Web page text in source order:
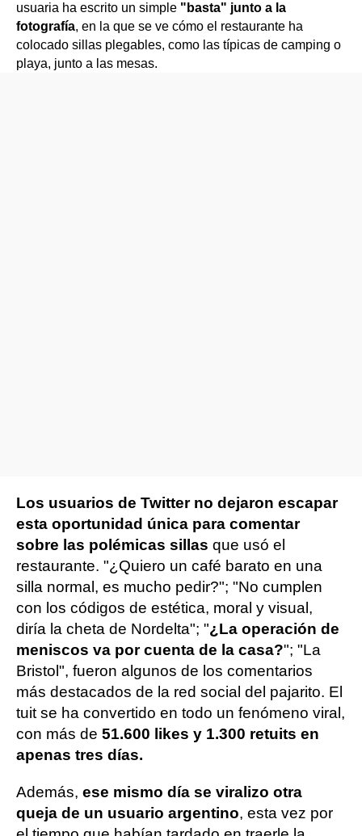
usuaria ha escrito un simple "basta" junto a la
fotografía, en la que se ve cómo el restaurante ha
colocado sillas plegables, como las típicas de camping o
playa, junto a las mesas.
Los usuarios de Twitter no dejaron escapar
esta oportunidad única para comentar
sobre las polémicas sillas que usó el
restaurante. "¿Quiero un café barato en una
silla normal, es mucho pedir?"; "No cumplen
con los códigos de estética, moral y visual,
diría la cheta de Nordelta"; "¿La operación de
meniscos va por cuenta de la casa?"; "La
Bristol", fueron algunos de los comentarios
más destacados de la red social del pajarito. El
tuit se ha convertido en todo un fenómeno viral,
con más de 51.600 likes y 1.300 retuits en
apenas tres días.
Además, ese mismo día se viralizo otra
queja de un usuario argentino, esta vez por